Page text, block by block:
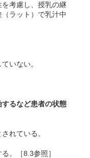
考慮し、授乳の継
ラット）で乳汁中
いない。
るなど患者の状態
れている。
。［8.3参照］